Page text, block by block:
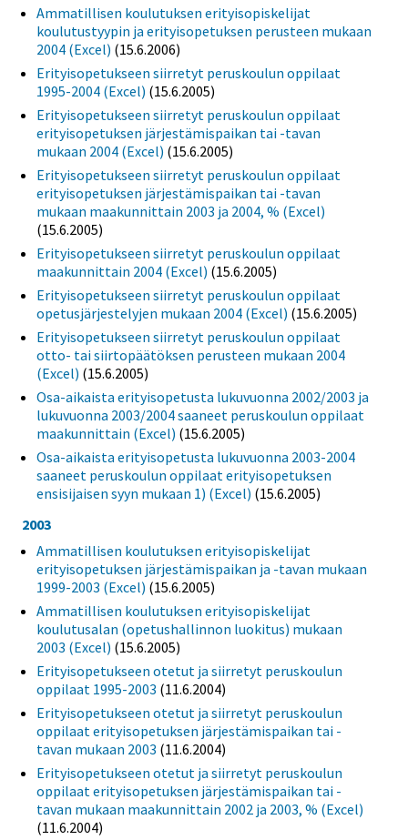
Ammatillisen koulutuksen erityisopiskelijat
koulutustyypin ja erityisopetuksen perusteen mukaan
2004 (Excel) (15.6.2006)
Erityisopetukseen siirretyt peruskoulun oppilaat
1995-2004 (Excel) (15.6.2005)
Erityisopetukseen siirretyt peruskoulun oppilaat
erityisopetuksen järjestämispaikan tai -tavan
mukaan 2004 (Excel) (15.6.2005)
Erityisopetukseen siirretyt peruskoulun oppilaat
erityisopetuksen järjestämispaikan tai -tavan
mukaan maakunnittain 2003 ja 2004, % (Excel)
(15.6.2005)
Erityisopetukseen siirretyt peruskoulun oppilaat
maakunnittain 2004 (Excel) (15.6.2005)
Erityisopetukseen siirretyt peruskoulun oppilaat
opetusjärjestelyjen mukaan 2004 (Excel) (15.6.2005)
Erityisopetukseen siirretyt peruskoulun oppilaat
otto- tai siirtopäätöksen perusteen mukaan 2004
(Excel) (15.6.2005)
Osa-aikaista erityisopetusta lukuvuonna 2002/2003 ja
lukuvuonna 2003/2004 saaneet peruskoulun oppilaat
maakunnittain (Excel) (15.6.2005)
Osa-aikaista erityisopetusta lukuvuonna 2003-2004
saaneet peruskoulun oppilaat erityisopetuksen
ensisijaisen syyn mukaan 1) (Excel) (15.6.2005)
2003
Ammatillisen koulutuksen erityisopiskelijat
erityisopetuksen järjestämispaikan ja -tavan mukaan
1999-2003 (Excel) (15.6.2005)
Ammatillisen koulutuksen erityisopiskelijat
koulutusalan (opetushallinnon luokitus) mukaan
2003 (Excel) (15.6.2005)
Erityisopetukseen otetut ja siirretyt peruskoulun
oppilaat 1995-2003 (11.6.2004)
Erityisopetukseen otetut ja siirretyt peruskoulun
oppilaat erityisopetuksen järjestämispaikan tai -
tavan mukaan 2003 (11.6.2004)
Erityisopetukseen otetut ja siirretyt peruskoulun
oppilaat erityisopetuksen järjestämispaikan tai -
tavan mukaan maakunnittain 2002 ja 2003, % (Excel)
(11.6.2004)